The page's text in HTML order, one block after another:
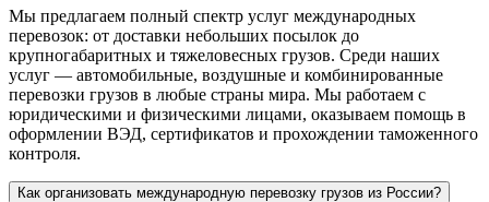
Мы предлагаем полный спектр услуг международных
перевозок: от доставки небольших посылок до
крупногабаритных и тяжеловесных грузов. Среди наших
услуг — автомобильные, воздушные и комбинированные
перевозки грузов в любые страны мира. Мы работаем с
юридическими и физическими лицами, оказываем помощь в
оформлении ВЭД, сертификатов и прохождении таможенного
контроля.
Как организовать международную перевозку грузов из России?